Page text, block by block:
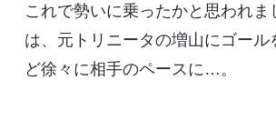
これで勢いに乗ったかと思われま
は、元トリニータの増山にゴール
ど徐々に相手のペースに…。